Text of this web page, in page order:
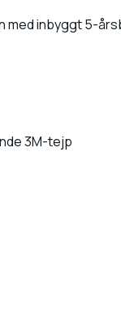
med inbyggt 5-
3M-tejp